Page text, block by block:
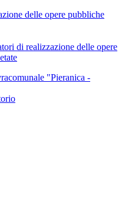
delle opere pubbliche
di realizzazione delle opere
"Pieranica -